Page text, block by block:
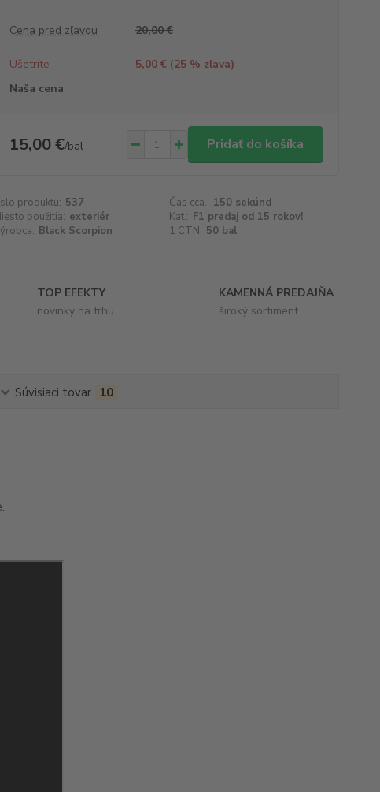
Cena pred zľavou 20,00 €
Ušetríte 5,00 € (25% zľava)
Naša cena
15,00 €/bal Pridať do košíka
produktu: 537 Čas cca.: 150 sekúnd
použitia: exteriér Kat.: F1 predaj od 15 rokov!
Black Scorpion 1 CTN: 50 bal
TOP EFEKTY
novinky na trhu
KAMENNÁ PREDAJŇA
široký sortiment
Súvisiaci tovar 10